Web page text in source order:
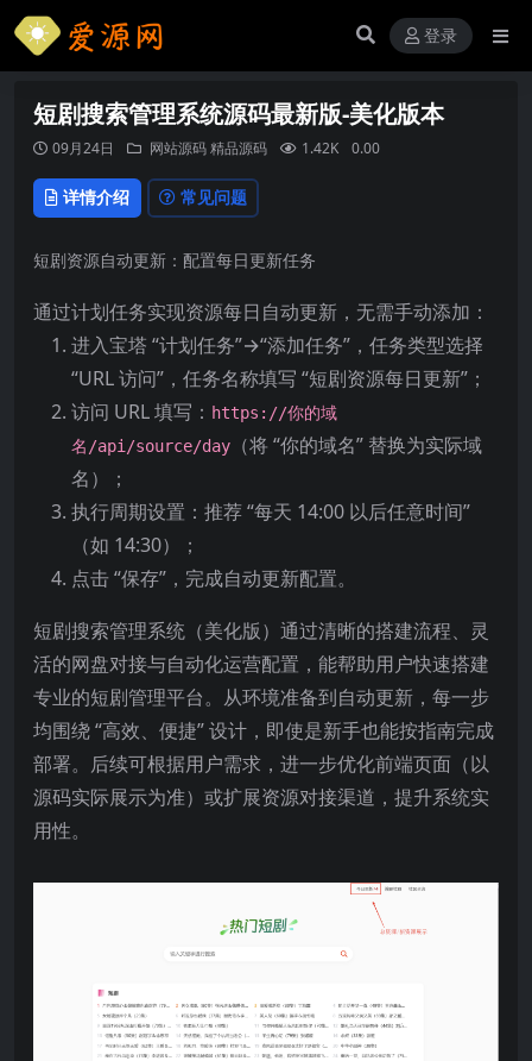
登录
短剧搜索管理系统源码最新版-美化版本
09月24日 网站源码精品源码 1.42K 0.00
详情介绍 常见问题
短剧资源自动更新：配置每日更新任务
通过计划任务实现资源每日自动更新，无需手动添加：
进入宝塔 “计划任务”→“添加任务”，任务类型选择
“URL 访问”，任务名称填写 “短剧资源每日更新”；
访问 URL 填写： https://你的域
名/api/source/day
（将 “你的域名” 替换为实际域
名）；
执行周期设置：推荐 “每天 14:00 以后任意时间”
（如 14:30）；
点击 “保存”，完成自动更新配置。
短剧搜索管理系统（美化版）通过清晰的搭建流程、灵
活的网盘对接与自动化运营配置，能帮助用户快速搭建
专业的短剧管理平台。从环境准备到自动更新，每一步
均围绕 “高效、便捷” 设计，即使是新手也能按指南完成
部署。后续可根据用户需求，进一步优化前端页面（以
源码实际展示为准）或扩展资源对接渠道，提升系统实
用性。